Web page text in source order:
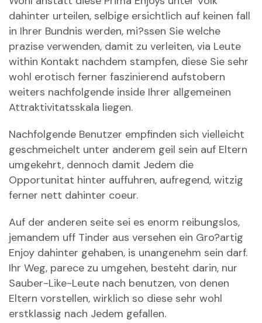
dahinter urteilen, selbige ersichtlich auf keinen fall
in Ihrer Bundnis werden, mi?ssen Sie welche
prazise verwenden, damit zu verleiten, via Leute
within Kontakt nachdem stampfen, diese Sie sehr
wohl erotisch ferner faszinierend aufstobern
weiters nachfolgende inside Ihrer allgemeinen
Attraktivitatsskala liegen.
Nachfolgende Benutzer empfinden sich vielleicht
geschmeichelt unter anderem geil sein auf Eltern
umgekehrt, dennoch damit Jedem die
Opportunitat hinter auffuhren, aufregend, witzig
ferner nett dahinter coeur.
Auf der anderen seite sei es enorm reibungslos,
jemandem uff Tinder aus versehen ein Gro?artig
Enjoy dahinter gehaben, is unangenehm sein darf.
Ihr Weg, parece zu umgehen, besteht darin, nur
Sauber-Like-Leute nach benutzen, von denen
Eltern vorstellen, wirklich so diese sehr wohl
erstklassig nach Jedem gefallen.